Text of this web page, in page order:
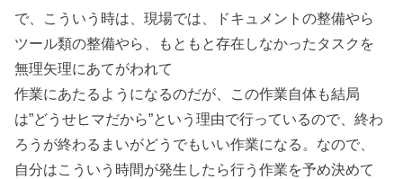
で、こういう時は、現場では、ドキュメントの整備やら
ツール類の整備やら、もともと存在しなかったタスクを
無理矢理にあてがわれて
作業にあたるようになるのだが、この作業自体も結局
は”どうせヒマだから”という理由で行っているので、終わ
ろうが終わるまいがどうでもいい作業になる。なので、
自分はこういう時間が発生したら行う作業を予め決めて